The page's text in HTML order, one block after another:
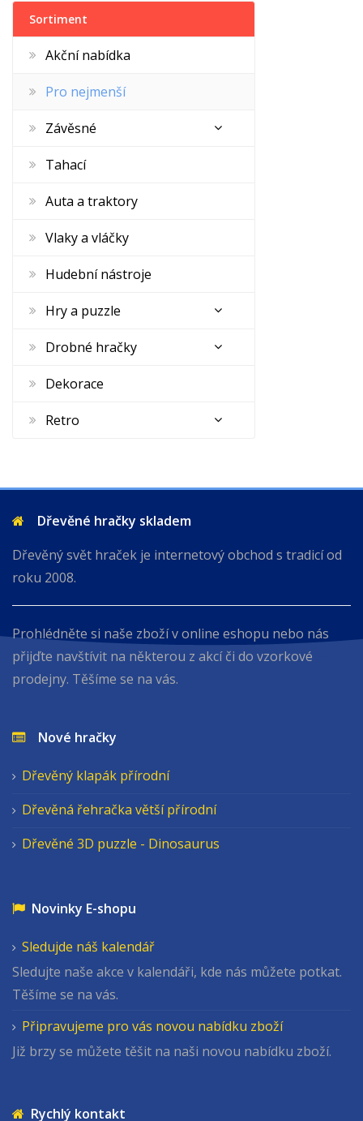
Sortiment
Akční nabídka
Pro nejmenší
Závěsné
Tahací
Auta a traktory
Vlaky a vláčky
Hudební nástroje
Hry a puzzle
Drobné hračky
Dekorace
Retro
Dřevěné hračky skladem
Dřevěný svět hraček je internetový obchod s tradicí od
roku 2008.
Prohlédněte si naše zboží v online eshopu nebo nás
přijďte navštívit na některou z akcí či do vzorkové
prodejny. Těšíme se na vás.
Nové hračky
Dřevěný klapák přírodní
Dřevěná řehračka větší přírodní
Dřevěné 3D puzzle - Dinosaurus
Novinky E-shopu
Sledujde náš kalendář
Sledujte naše akce v kalendáři, kde nás můžete potkat.
Těšíme se na vás.
Připravujeme pro vás novou nabídku zboží
Již brzy se můžete těšit na naši novou nabídku zboží.
Rychlý kontakt